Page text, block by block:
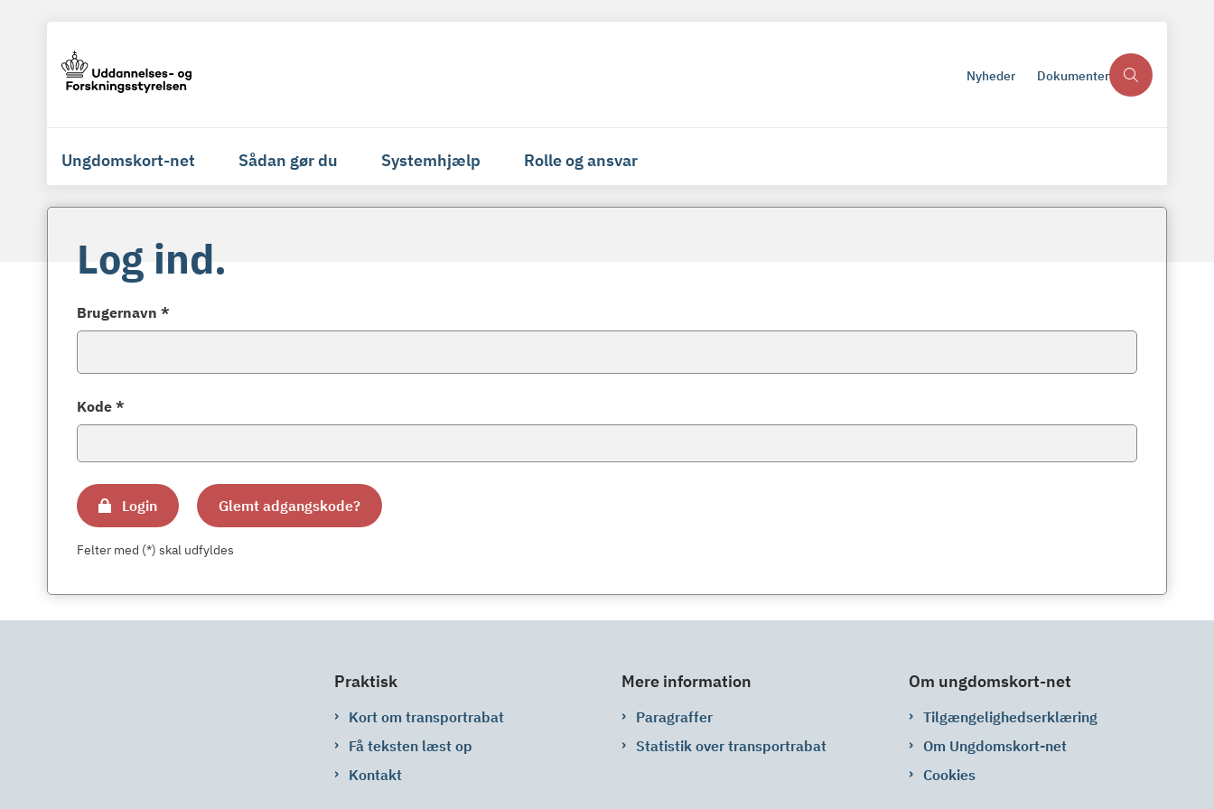
Nyheder Dokumenter
Ungdomskort-net Sådan gør du Systemhjælp Rolle og ansvar
Log ind.
Brugernavn *
Kode *
Login Glemt adgangskode?
Felter med (*) skal udfyldes
Praktisk
Kort om transportrabat
Få teksten læst op
Kontakt
Mere information
Paragraffer
Statistik over transportrabat
Om ungdomskort-net
Tilgængelighedserklæring
Om Ungdomskort-net
Cookies